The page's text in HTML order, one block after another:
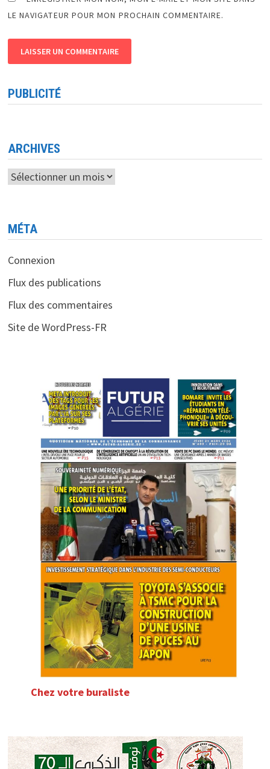
LE NAVIGATEUR POUR MON PROCHAIN COMMENTAIRE.
PUBLICITÉ
ARCHIVES
Archives
MÉTA
Connexion
Flux des publications
Flux des commentaires
Site de WordPress-FR
Chez votre buraliste